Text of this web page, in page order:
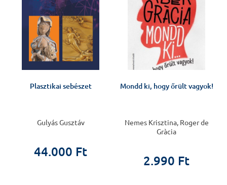
Plasztikai sebészet
Gulyás Gusztáv
44.000 Ft
Mondd ki, hogy őrült vagyok!
Nemes Krisztina, Roger de
Gràcia
2.990 Ft